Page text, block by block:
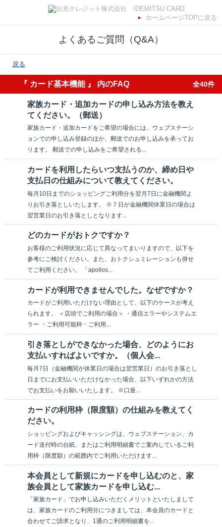
ホームページTOPに戻る
よくあるご質問（Q&A）
戻る
『 カード基本機能 』 内のFAQ 全40件
家族カード・追加カードの申し込み方法を教え
てください。（郵送）
家族カード・追加カードをご希望の場合には、ウェブステーシ
ョンでの申し込み登録のほか、郵送でのお申し込みを承ってお
ります。 郵送での申し込みをご希望される...
カードを利用したらいつ支払うのか、締め日や
支払日の仕組みについて教えてください。
毎月10日までのショッピングご利用分を翌月7日に金融機関よ
りお引き落としいたします。 ※７日が金融機関休業日の場合は
翌営業日のお引き落としとなります...
どのカードがおトクですか？
お客様のご利用状況に応じて異なってまいりますので、以下を
参考にご検討ください。また、おトクシュミレーションも併せ
てご利用ください。 「apollos...
カードが利用できませんでした。なぜですか？
カードがご利用いただけない理由として、以下のケースが考え
られます。 ＜店頭でご利用の場合＞ ・通信エラーやシステムエ
ラー ・ご利用可能枠・ご利用...
引き落としができなかった場合、どのようにお
支払いすればよいですか。（個人会...
毎月7日（金融機関が休業日の場合は翌営業日）のお引き落とし
日までにお支払いいただけなかった場合、以下いずれかの方法
でお支払いをお願いいたします。 ※口座...
カードの利用枠（限度額）の仕組みを教えてく
ださい。
ショッピングおよびキャッシングは、ウェブステーション、カ
ード送付時の台紙、またはご利用明細書でご案内しているご利
用枠（限度額）の範囲内でご利用いただけます...
本会員として新規にカードを申し込むのと、家
族会員として家族カードを申し込む...
「家族カード」でお申し込みいただくメリットといたしまして
は、家族カードのご利用分につきましては、本会員のカードと
合わせてご請求となり、1通のご利用明細書を...